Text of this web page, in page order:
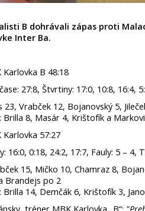
B dohrávali zápas proti
Inter Ba.
B 48:18
27:8, Štvrtiny: 17:0, 10:8, 16:4,
23, Vrabček 12, Bojanovský 5,
Brilla 8, Masár 4, Krištofík a
57:27
16:0, 0:18, 24:2, 17:7, Fauly: 5 – 4,
15, Mičko 10, Chamraz 8,
Brandejs po 2
Brilla 14, Demčák 6, Krištofík 3,